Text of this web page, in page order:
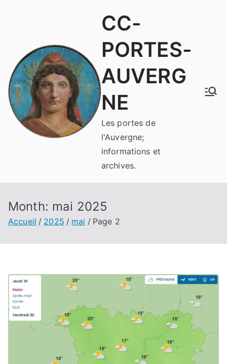
CC-
PORTES-
AUVERG
NE
Les portes de
l'Auvergne;
informations et
archives.
Month: mai 2025
Accueil 2025 mai Page 2